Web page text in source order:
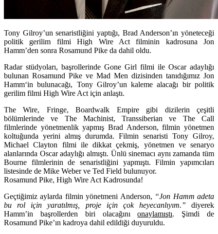
Tony Gilroy’un senaristliğini yaptığı, Brad Anderson’ın yöneteceği
politik gerilim filmi High Wire Act filminin kadrosuna Jon
Hamm’den sonra Rosamund Pike da dahil oldu.
Radar stüdyoları, başrollerinde Gone Girl filmi ile Oscar adaylığı
bulunan Rosamund Pike ve Mad Men dizisinden tanıdığımız Jon
Hamm‘in bulunacağı, Tony Gilroy’un kaleme alacağı bir politik
gerilim filmi High Wire Act için anlaştı.
The Wire, Fringe, Boardwalk Empire gibi dizilerin çeşitli
bölümlerinde ve The Machinist, Transsiberian ve The Call
filmlerinde yönetmenlik yapmış Brad Anderson, filmin yönetmen
koltuğunda yerini almış durumda. Filmin senaristi Tony Gilroy,
Michael Clayton filmi ile dikkat çekmiş, yönetmen ve senaryo
alanlarında Oscar adaylığı almıştı. Ünlü sinemacı aynı zamanda tüm
Bourne filmlerinin de senaristliğini yapmıştı. Filmin yapımcıları
listesinde de Mike Weber ve Ted Field bulunuyor.
Rosamund Pike, High Wire Act Kadrosunda!
Geçtiğimiz aylarda filmin yönetmeni Anderson, “Jon Hamm adeta
bu rol için yaratılmış, proje için çok heyecanlıyım.” diyerek
Hamm’in başrollerden biri olacağınıonaylamıştı. Şimdi de
Rosamund Pike’ın kadroya dahil edildiği duyuruldu.